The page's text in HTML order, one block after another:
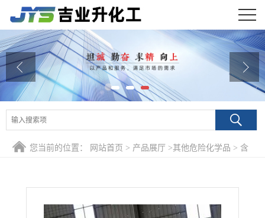
公司首页
公司介绍
公司动态
产品展厅
证书荣誉
在线留言
您当前的位置： 网站首页 > 产品展厅 >其他危险化学品 > 含